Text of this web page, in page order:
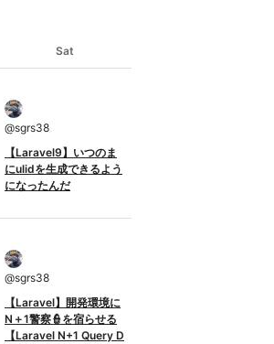
Sat
@sgrs38
【Laravel9】いつのま
にulidを生成できるよう
になったんだ
@sgrs38
【Laravel】開発環境に
N＋1警察👮を宿らせる
【Laravel N+1 Query D